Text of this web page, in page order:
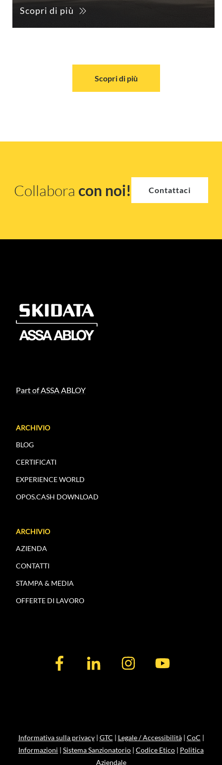
Scopri di più
Scopri di più
Collabora con noi! Contattaci
Part of ASSA ABLOY
ARCHIVIO
BLOG
CERTIFICATI
EXPERIENCE WORLD
OPOS.CASH DOWNLOAD
ARCHIVIO
AZIENDA
CONTATTI
STAMPA & MEDIA
OFFERTE DI LAVORO
Informativa sulla privacy| GTC | Legale / Accessibilità| CoC |
Informazioni | Sistema Sanzionatorio | Codice Etico | Politica
Aziendale